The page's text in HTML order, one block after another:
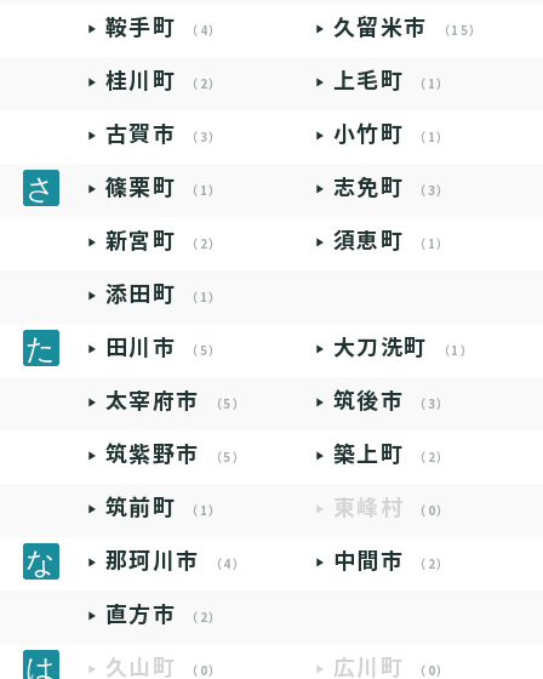
鞍手町 （4） 久留米市 （15）
桂川町 （2） 上毛町 （1）
古賀市 （3） 小竹町 （1）
篠栗町 （1） 志免町 （3）
新宮町 （2） 須恵町 （1）
添田町 （1）
田川市 （5） 大刀洗町 （1）
太宰府市 （5） 筑後市 （3）
筑紫野市 （5） 築上町 （2）
筑前町 （1） 東峰村 （0）
那珂川市 （4） 中間市 （2）
直方市 （2）
久山町 （0） 広川町 （0）